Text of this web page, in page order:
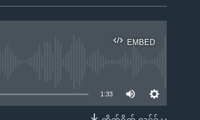
EMBED
1:33